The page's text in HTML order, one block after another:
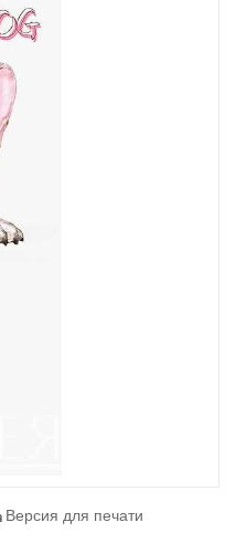
Версия для печати